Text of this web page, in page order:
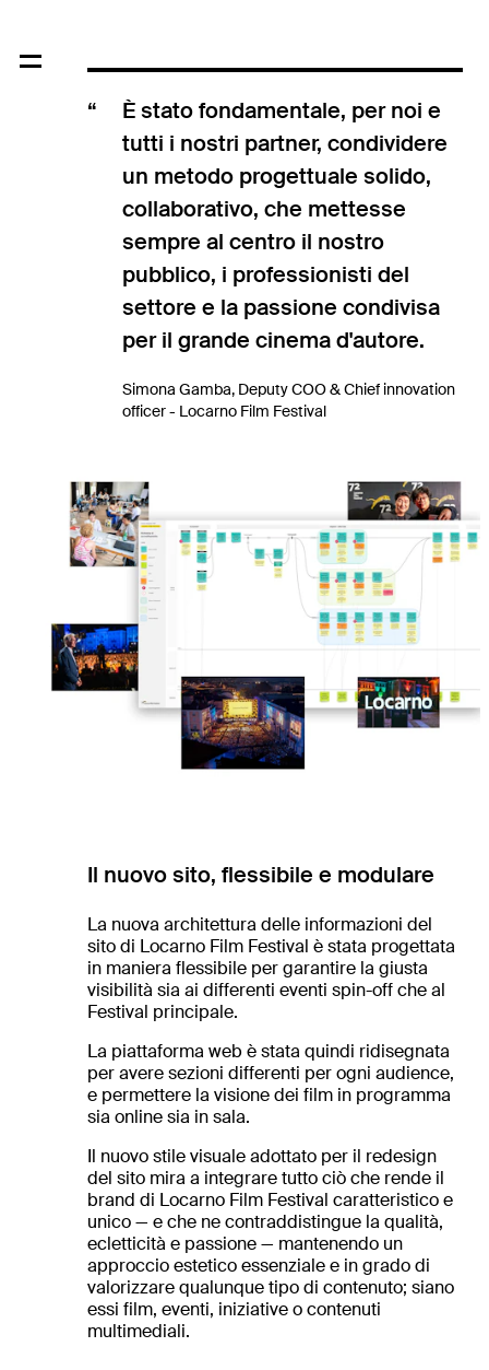
È stato fondamentale, per noi e
tutti i nostri partner, condividere
un metodo progettuale solido,
collaborativo, che mettesse
sempre al centro il nostro
pubblico, i professionisti del
settore e la passione condivisa
per il grande cinema d'autore.
Simona Gamba, Deputy COO & Chief innovation
officer - Locarno Film Festival
Il nuovo sito, flessibile e modulare
La nuova architettura delle informazioni del
sito di Locarno Film Festival è stata progettata
in maniera flessibile per garantire la giusta
visibilità sia ai differenti eventi spin-off che al
Festival principale.
La piattaforma web è stata quindi ridisegnata
per avere sezioni differenti per ogni audience,
e permettere la visione dei film in programma
sia online sia in sala.
Il nuovo stile visuale adottato per il redesign
del sito mira a integrare tutto ciò che rende il
brand di Locarno Film Festival caratteristico e
unico — e che ne contraddistingue la qualità,
ecletticità e passione — mantenendo un
approccio estetico essenziale e in grado di
valorizzare qualunque tipo di contenuto; siano
essi film, eventi, iniziative o contenuti
multimediali.